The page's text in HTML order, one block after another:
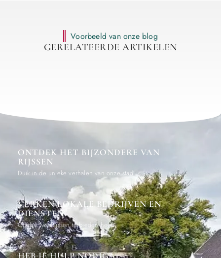
Voorbeeld van onze blog
GERELATEERDE ARTIKELEN
ONTDEK HET BIJZONDERE VAN
RIJSSEN
Duik in de unieke verhalen van onze stad
VERKEN LOKALE BEDRIJVEN EN
DIENSTEN
Ontdek wat Rijssen te bieden heeft
HEB JE HULP NODIG?